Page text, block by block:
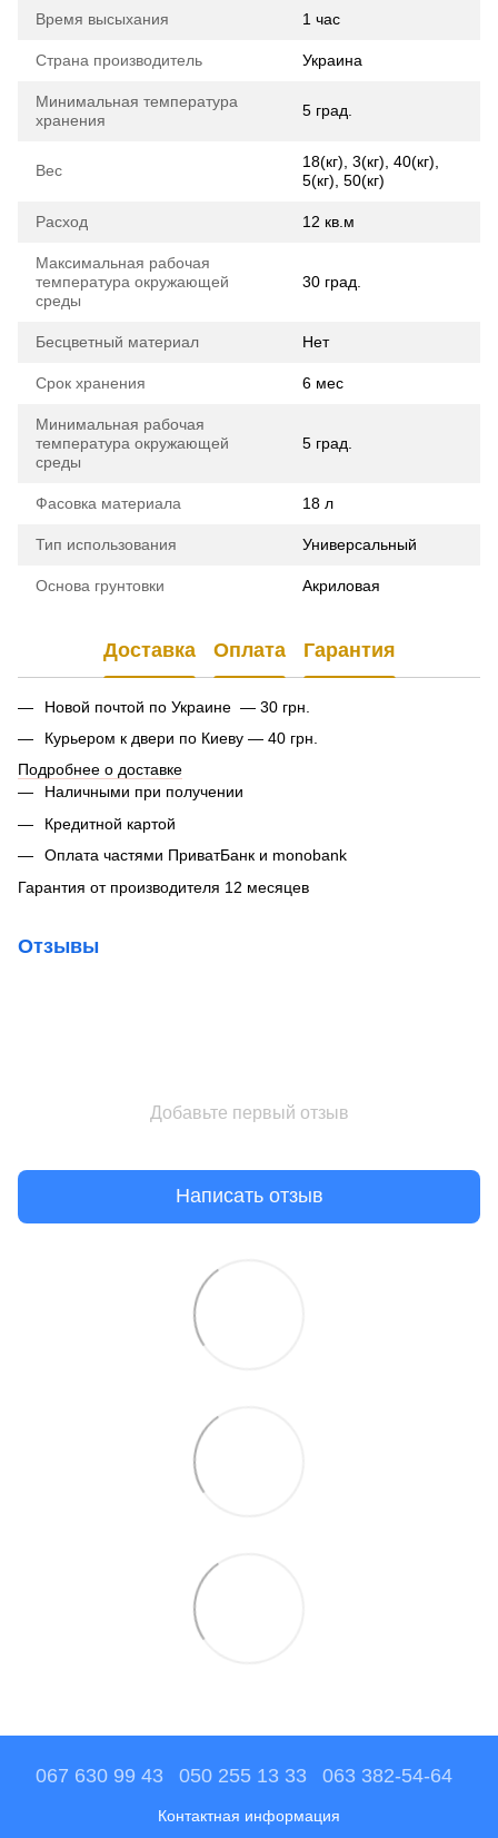
Время высыхания 1 час
Страна производитель Украина
Минимальная температура
хранения
5 град.
Вес
18(кг), 3(кг), 40(кг),
5(кг), 50(кг)
Расход 12 кв.м
Максимальная рабочая
температура окружающей
среды
30 град.
Бесцветный материал Нет
Срок хранения 6 мес
Минимальная рабочая
температура окружающей
среды
5 град.
Фасовка материала 18 л
Тип использования Универсальный
Основа грунтовки Акриловая
Доставка Оплата Гарантия
Новой почтой по Украине — 30 грн.
Курьером к двери по Киеву — 40 грн.
Подробнее о доставке
Наличными при получении
Кредитной картой
Оплата частями ПриватБанк и monobank
Гарантия от производителя 12 месяцев
Отзывы
Добавьте первый отзыв
Написать отзыв
067 630 99 43 050 255 13 33 063 382-54-64
Контактная информация